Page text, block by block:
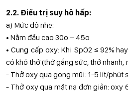
2.2. Điều trị suy hô hấp:
a) Mức độ nhẹ:
• Nằm đầu cao 30o – 45o
• Cung cấp oxy: Khi SpO2 ≤ 92%
có khó thở (thở gắng sức, thở nhanh,
- Thở oxy qua gọng mũi: 1-5 lít/phút
- Thở oxy qua mặt nạ đơn giản: oxy